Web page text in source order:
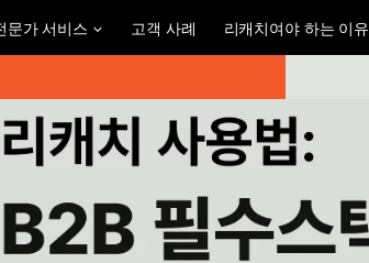
문가 서비스 고객 사례 리캐치여야 하는 이유